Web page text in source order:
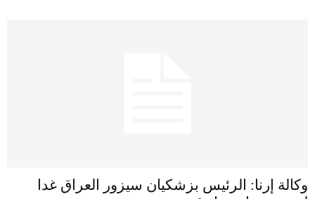
وكالة إرنا: الرئيس بزشكيان سيزور العراق غدا